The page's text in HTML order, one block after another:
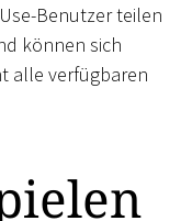
Benutzer teilen
können sich
alle verfügbaren